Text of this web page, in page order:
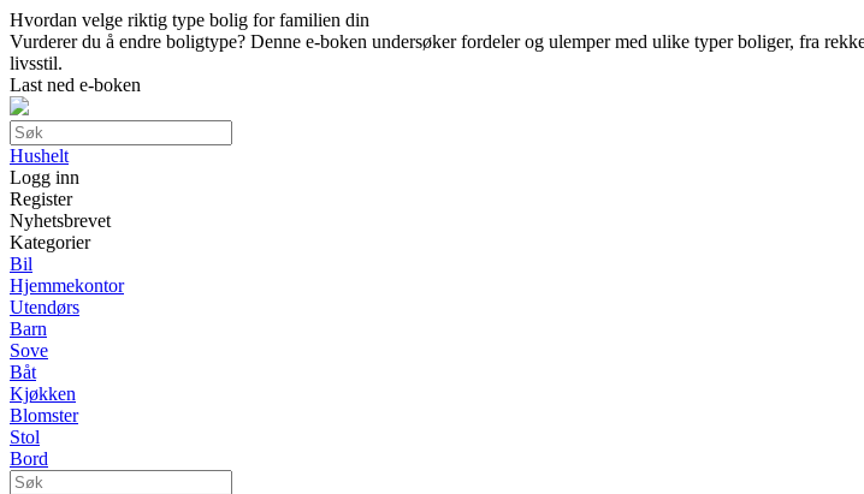
Hvordan velge riktig type bolig for familien din
Vurderer du å endre boligtype? Denne e-boken undersøker fordeler og ulemper med ulike typer boliger, fra
livsstil.
Last ned e-boken
Hushelt
Logg inn
Register
Nyhetsbrevet
Kategorier
Bil
Hjemmekontor
Utendørs
Barn
Sove
Båt
Kjøkken
Blomster
Stol
Bord